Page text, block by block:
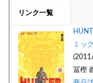
リンク一覧
ミッ
冨樫